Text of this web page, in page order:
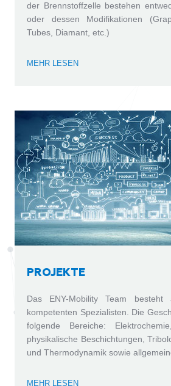
der Brennstoffzelle bestehen
oder dessen Modifikationen
Tubes, Diamant, etc.)
MEHR LESEN
PROJEKTE
Das ENY-Mobility Team besteht
kompetenten Spezialisten. Die
folgende Bereiche:
physikalische Beschichtungen,
und Thermodynamik sowie
MEHR LESEN